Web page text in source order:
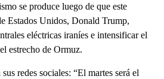
se produce luego de que este
Estados Unidos, Donald Trump,
eléctricas iraníes e intensificar el
estrecho de Ormuz.
redes sociales: “El martes será el